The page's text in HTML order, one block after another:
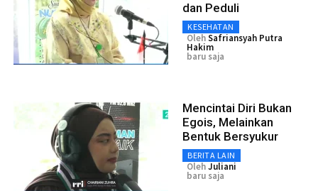
dan Peduli
KESEHATAN
OlehSafriansyah Putra
Hakim
baru saja
Mencintai Diri Bukan
Egois, Melainkan
Bentuk Bersyukur
BERITA LAIN
OlehJuliani
baru saja